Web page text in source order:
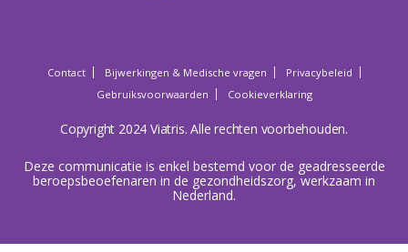
Contact Bijwerkingen & Medische vragen
Privacybeleid
Gebruiksvoorwaarden
Cookieverklaring
Copyright 2024 Viatris. Alle rechten voorbehouden.
Deze communicatie is enkel bestemd voor de geadresseerde
beroepsbeoefenaren in de gezondheidszorg, werkzaam in
Nederland.